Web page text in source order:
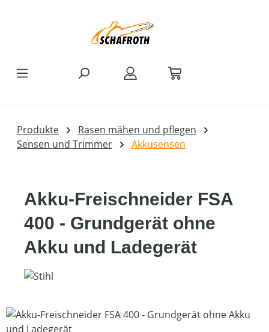
Produkte
Rasen mähen und pflegen
Sensen und Trimmer
Akkusensen
Akku-Freischneider FSA
400 - Grundgerät ohne
Akku und Ladegerät
Bildergalerie überspringen